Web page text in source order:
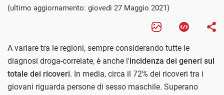
(ultimo aggiornamento: giovedì 27 Maggio 2021)
A variare tra le regioni, sempre considerando tutte le
diagnosi droga-correlate, è anche l'incidenza dei generi sul
totale dei ricoveri. In media, circa il 72% dei ricoveri tra i
giovani riguarda persone di sesso maschile. Superano